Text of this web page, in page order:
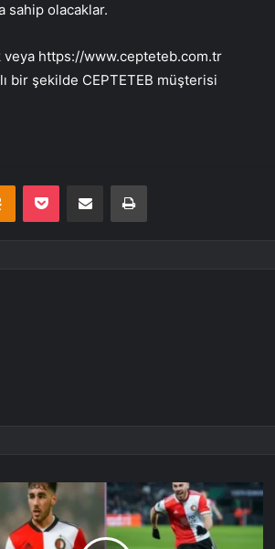
sahip olacaklar.
veya https://www.cepteteb.com.tr
bir şekilde CEPTETEB müşterisi
Odnoklassniki
Pocket E-Posta ile paylaş Yazdır